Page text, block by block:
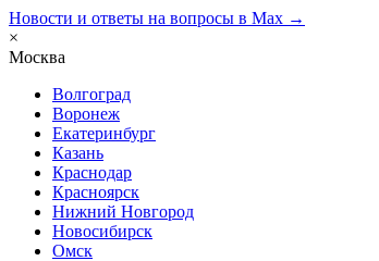
Новости и ответы на вопросы в Max →
×
Москва
Волгоград
Воронеж
Екатеринбург
Казань
Краснодар
Красноярск
Нижний Новгород
Новосибирск
Омск